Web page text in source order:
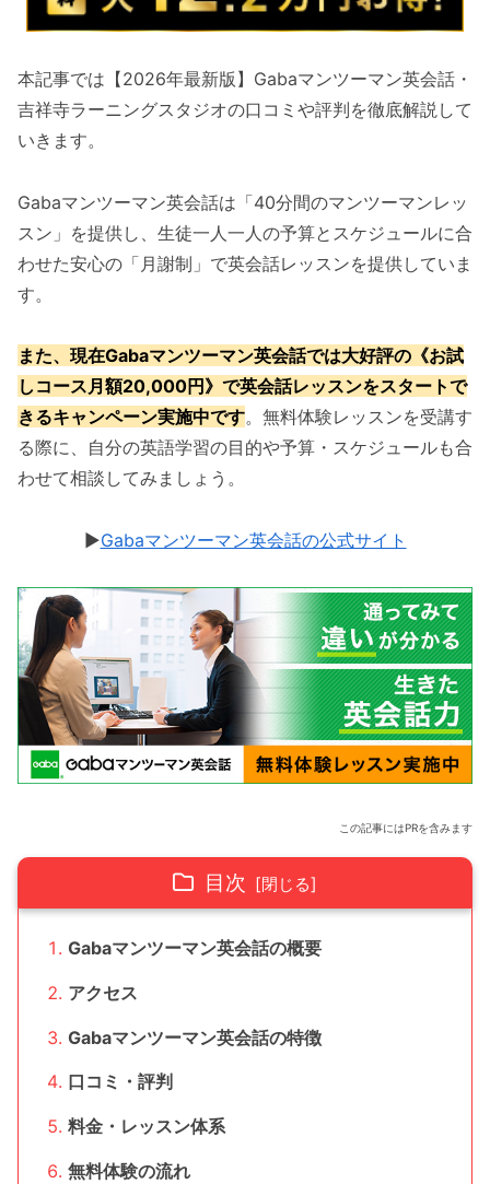
本記事では【2026年最新版】Gabaマンツーマン英会話・
吉祥寺ラーニングスタジオの口コミや評判を徹底解説して
いきます。
Gabaマンツーマン英会話は「40分間のマンツーマンレッ
スン」を提供し、生徒一人一人の予算とスケジュールに合
わせた安心の「月謝制」で英会話レッスンを提供していま
す。
また、現在Gabaマンツーマン英会話では大好評の《お試
しコース月額20,000円》で英会話レッスンをスタートで
きるキャンペーン実施中です。無料体験レッスンを受講す
る際に、自分の英語学習の目的や予算・スケジュールも合
わせて相談してみましょう。
▶︎Gabaマンツーマン英会話の公式サイト
この記事にはPRを含みます
目次
Gabaマンツーマン英会話の概要
アクセス
Gabaマンツーマン英会話の特徴
口コミ・評判
料金・レッスン体系
無料体験の流れ